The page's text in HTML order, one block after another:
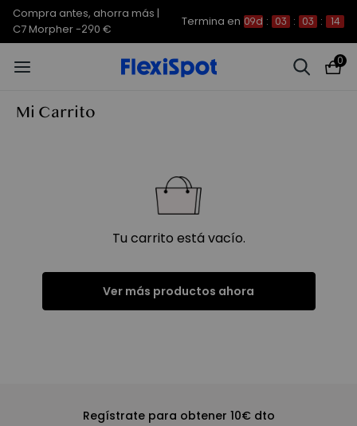
Compra antes, ahorra más |
C7 Morpher -290 €
Termina en 09d : 03 : 03 : 14
0
Mi Carrito
Tu carrito está vacío.
Ver más productos ahora
Regístrate para obtener 10€ dto